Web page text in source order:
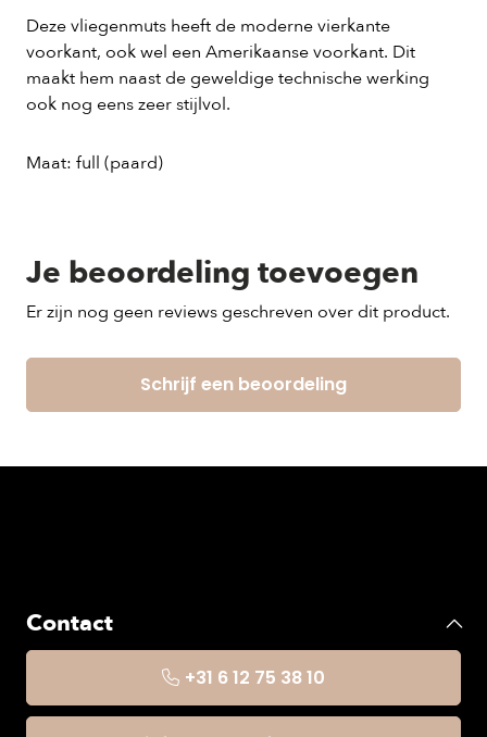
Deze vliegenmuts heeft de moderne vierkante
voorkant, ook wel een Amerikaanse voorkant. Dit
maakt hem naast de geweldige technische werking
ook nog eens zeer stijlvol.
Maat: full (paard)
Je beoordeling toevoegen
Er zijn nog geen reviews geschreven over dit product.
Schrijf een beoordeling
Contact
+31 6 12 75 38 10